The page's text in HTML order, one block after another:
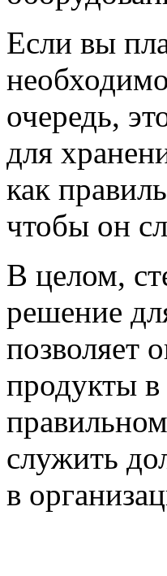
Если вы
очередь,
для
как
чтобы он
В целом,
решение
позволяет
продукты в
служить
в